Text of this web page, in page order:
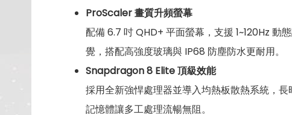
ProScaler 畫質升頻螢幕
配備 6.7 吋 QHD+ 平面螢幕，支援 1~120Hz
覺，搭配高強度玻璃與 IP68 防塵防水更耐用。
Snapdragon 8 Elite 頂級效能
採用全新強悍處理器並導入均熱板散熱系統，
記憶體讓多工處理流暢無阻。